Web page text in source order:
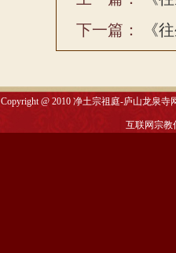
下一篇：
《
Copyright @ 2010净土宗祖庭-庐山龙泉寺
互联网宗教